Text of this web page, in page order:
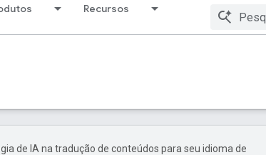
Recursos
de IA na tradução de conteúdos para seu idioma de